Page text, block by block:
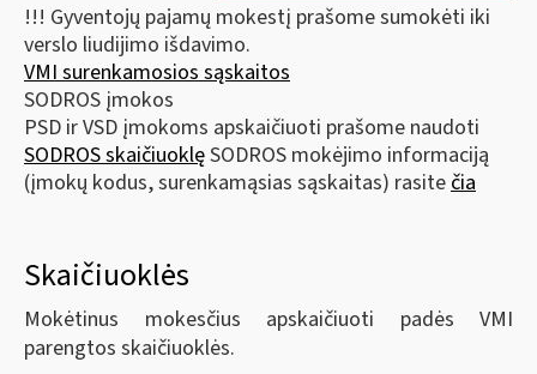
!!! Gyventojų pajamų mokestį prašome sumokėti iki
verslo liudijimo išdavimo.
VMI surenkamosios sąskaitos
SODROS įmokos
PSD ir VSD įmokoms apskaičiuoti prašome naudoti
SODROS skaičiuoklęSODROS mokėjimo informaciją
(įmokų kodus, surenkamąsias sąskaitas) rasite čia
Skaičiuoklės
Mokėtinus mokesčius apskaičiuoti padės VMI
parengtos skaičiuoklės.